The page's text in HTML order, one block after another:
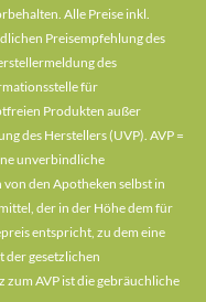
Alle Preise inkl.
Preisempfehlung des
des
für
Produkten außer
des Herstellers (UVP). AVP =
unverbindliche
den Apotheken selbst in
der in der Höhe dem für
entspricht, zu dem eine
der gesetzlichen
AVP ist die gebräuchliche